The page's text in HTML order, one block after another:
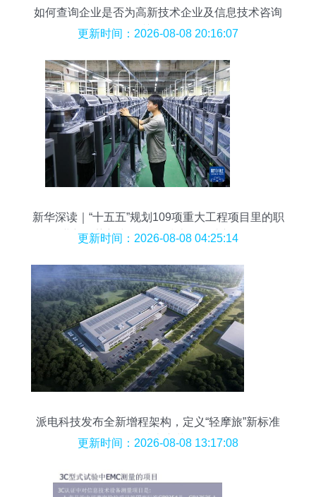
如何查询企业是否为高新技术企业及信息技术咨询
的关键作用
更新时间：2026-08-08 20:16:07
新华深读｜“十五五”规划109项重大工程项目里的职
业新趋势新空间 信息技术咨询成新风口
更新时间：2026-08-08 04:25:14
派电科技发布全新增程架构，定义“轻摩旅”新标准
的技术变革
更新时间：2026-08-08 13:17:08